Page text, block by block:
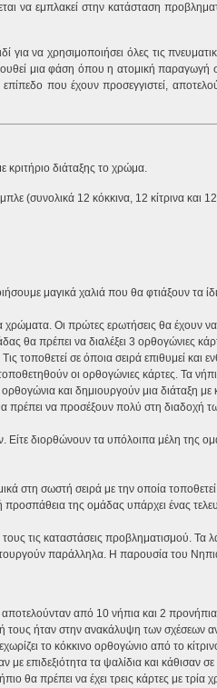
να εμπλακεί στην κατάσταση
να χρησιμοποιήσει όλες τις
μια φάση όπου η ατομική παραγωγή
που έχουν προσεγγιστεί,
διάταξης το χρώμα.
(συνολικά 12 κόκκινα, 12 κίτρινα και
μαγικά χαλιά που θα φτιάξουν τα
Οι πρώτες ερωτήσεις θα έχουν
θα πρέπει να διαλέξει 3 ορθογώνιες
τοποθετεί σε όποια σειρά επιθυμεί και
οι ορθογώνιες κάρτες. Τα
και δημιουργούν μια διάταξη με
θα πρέπει να προσέξουν πολύ στη διαδοχή
διορθώνουν τα υπόλοιπα μέλη της
στη σωστή σειρά με την οποία
της ομάδας υπάρχει ένας
τις καταστάσεις προβληματισμού. Τα
παράλληλα. Η παρουσία του
από 10 νήπια και 2
τους ήταν στην ανακάλυψη των σχέσεων
το κόκκινο ορθογώνιο από το
επιδεξιότητα τα ψαλίδια και κάθισαν
θα πρέπει να έχει τρεις κάρτες με τρία